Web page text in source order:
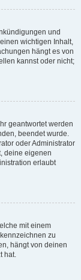
und
wichtigen Inhalt,
hängt es von
kannst oder nicht;
geantwortet werden
beendet wurde.
oder Administrator
deine eigenen
erlaubt
mit einem
zu
hängt von deinen
hat.